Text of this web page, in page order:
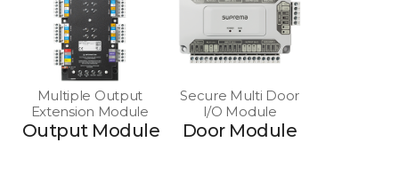
Multiple Output
Extension Module
Output Module
Secure Multi Door
I/O Module
Door Module